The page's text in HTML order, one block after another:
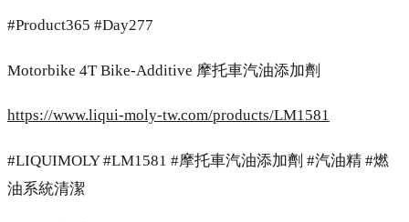
#Product365 #Day277
Motorbike 4T Bike-Additive 摩托車汽油添加劑
https://www.liqui-moly-tw.com/products/LM1581
#LIQUIMOLY #LM1581 #摩托車汽油添加劑 #汽油精 #燃
油系統清潔